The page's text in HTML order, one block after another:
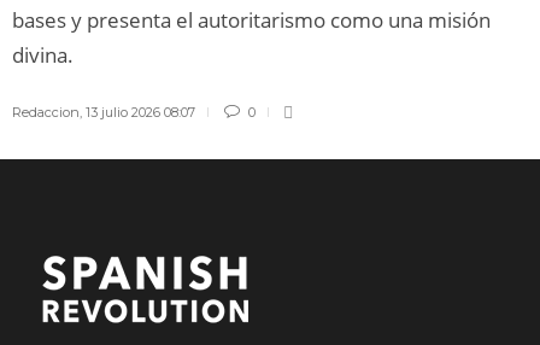
bases y presenta el autoritarismo como una misión
divina.
Redaccion 13 julio 2026 08:07 0